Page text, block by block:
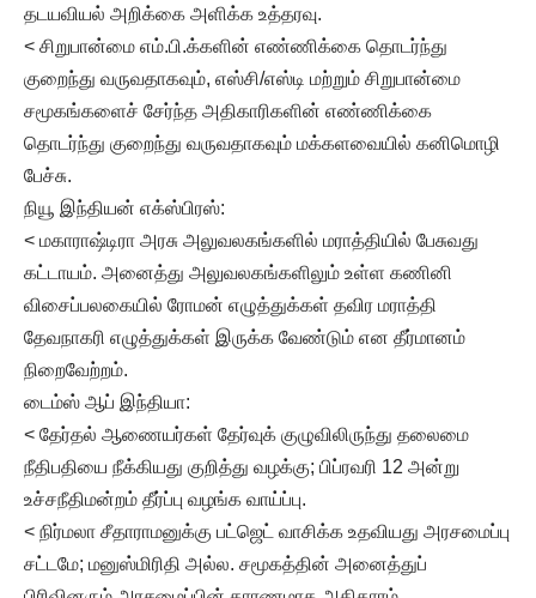
தடயவியல் அறிக்கை அளிக்க உத்தரவு.
< சிறுபான்மை எம்.பி.க்களின் எண்ணிக்கை தொடர்ந்து
குறைந்து வருவதாகவும், எஸ்சி/எஸ்டி மற்றும் சிறுபான்மை
சமூகங்களைச் சேர்ந்த அதிகாரிகளின் எண்ணிக்கை
தொடர்ந்து குறைந்து வருவதாகவும் மக்களவையில் கனிமொழி
பேச்சு.
நியூ இந்தியன் எக்ஸ்பிரஸ்:
< மகாராஷ்டிரா அரசு அலுவலகங்களில் மராத்தியில் பேசுவது
கட்டாயம். அனைத்து அலுவலகங்களிலும் உள்ள கணினி
விசைப்பலகையில் ரோமன் எழுத்துக்கள் தவிர மராத்தி
தேவநாகரி எழுத்துக்கள் இருக்க வேண்டும் என தீர்மானம்
நிறைவேற்றம்.
டைம்ஸ் ஆப் இந்தியா:
< தேர்தல் ஆணையர்கள் தேர்வுக் குழுவிலிருந்து தலைமை
நீதிபதியை நீக்கியது குறித்து வழக்கு; பிப்ரவரி 12 அன்று
உச்சநீதிமன்றம் தீர்ப்பு வழங்க வாய்ப்பு.
< நிர்மலா சீதாராமனுக்கு பட்ஜெட் வாசிக்க உதவியது அரசமைப்பு
சட்டமே; மனுஸ்மிரிதி அல்ல. சமூகத்தின் அனைத்துப்